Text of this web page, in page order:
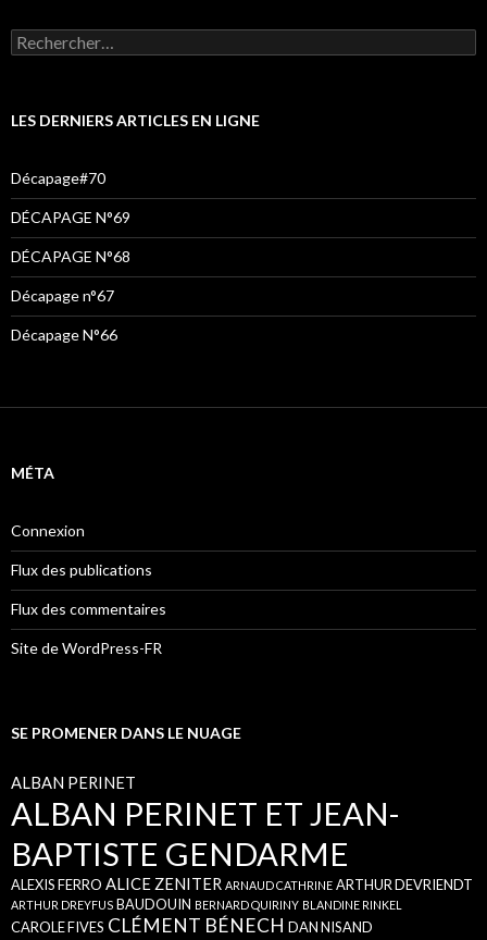
LES DERNIERS ARTICLES EN LIGNE
Décapage#70
DÉCAPAGE N°69
DÉCAPAGE N°68
Décapage n°67
Décapage N°66
MÉTA
Connexion
Flux des publications
Flux des commentaires
Site de WordPress-FR
SE PROMENER DANS LE NUAGE
ALBAN PERINET
ALBAN PERINET ET JEAN-
BAPTISTE GENDARME
ALEXIS FERRO ALICE ZENITER ARNAUD CATHRINE ARTHUR DEVRIENDT
ARTHUR DREYFUS BAUDOUIN BERNARD QUIRINY BLANDINE RINKEL
CAROLE FIVES CLÉMENT BÉNECH DAN NISAND